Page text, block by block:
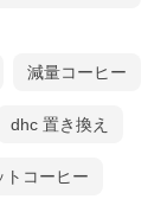
減量コーヒー
dhc 置き換え
トコーヒー